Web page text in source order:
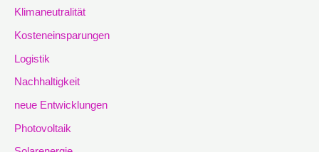
Klimaneutralität
Kosteneinsparungen
Logistik
Nachhaltigkeit
neue Entwicklungen
Photovoltaik